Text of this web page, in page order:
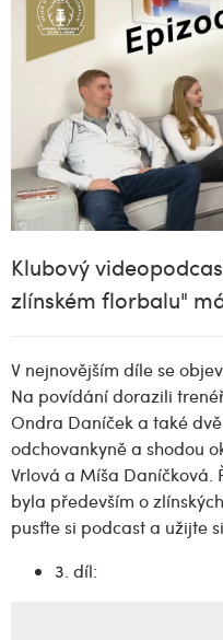
Klubový
zlínském florbalu"
V nejnovějším díle se
Na povídání dorazili
Ondra Daníček a také
odchovankyně a shodou
Vrlová a Míša Daníčková.
byla především o
pusťte si podcast a užijte
3. díl: